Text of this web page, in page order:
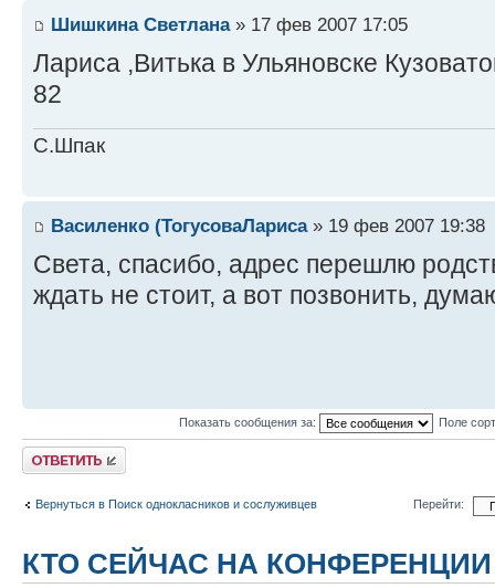
Шишкина Светлана» 17 фев 2007 17:05
Лариса ,Витька в Ульяновске
82
С.Шпак
Василенко (ТогусоваЛариса» 19 фев 2007 19:38
Света, спасибо, адрес перешлю
ждать не стоит, а вот позвонить,
Показать сообщения за: Поле
Ответить
Вернуться в Поиск однокласников и сослуживцев Перейти:
КТО СЕЙЧАС НА КОНФЕРЕНЦИИ